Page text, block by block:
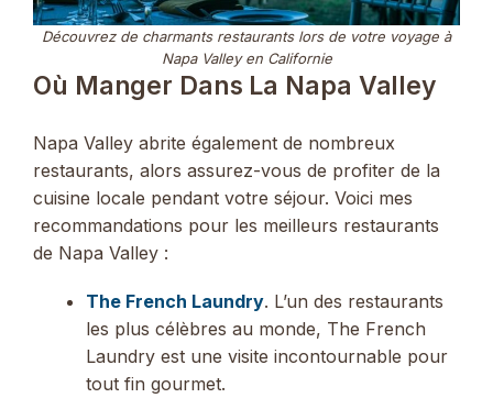
Découvrez de charmants restaurants lors de votre voyage à
Napa Valley en Californie
Où Manger Dans La Napa Valley
Napa Valley abrite également de nombreux
restaurants, alors assurez-vous de profiter de la
cuisine locale pendant votre séjour. Voici mes
recommandations pour les meilleurs restaurants
de Napa Valley :
The French Laundry. L’un des restaurants
les plus célèbres au monde, The French
Laundry est une visite incontournable pour
tout fin gourmet.